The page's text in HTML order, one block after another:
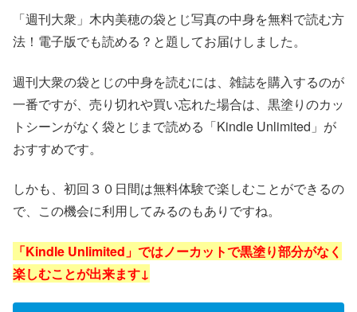
「週刊大衆」木内美穂の袋とじ写真の中身を無料で読む方
法！電子版でも読める？と題してお届けしました。
週刊大衆の袋とじの中身を読むには、雑誌を購入するのが
一番ですが、売り切れや買い忘れた場合は、黒塗りのカッ
トシーンがなく袋とじまで読める「Kindle Unlimited」が
おすすめです。
しかも、初回３０日間は無料体験で楽しむことができるの
で、この機会に利用してみるのもありですね。
「Kindle Unlimited」ではノーカットで黒塗り部分がなく
楽しむことが出来ます↓